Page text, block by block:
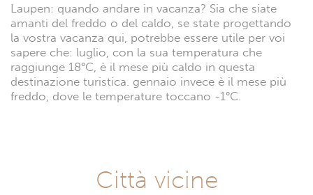
Laupen: quando andare in vacanza? Sia che siate
amanti del freddo o del caldo, se state progettando
la vostra vacanza qui, potrebbe essere utile per voi
sapere che: luglio, con la sua temperatura che
raggiunge 18°C, è il mese più caldo in questa
destinazione turistica. gennaio invece è il mese più
freddo, dove le temperature toccano -1°C.
Città vicine